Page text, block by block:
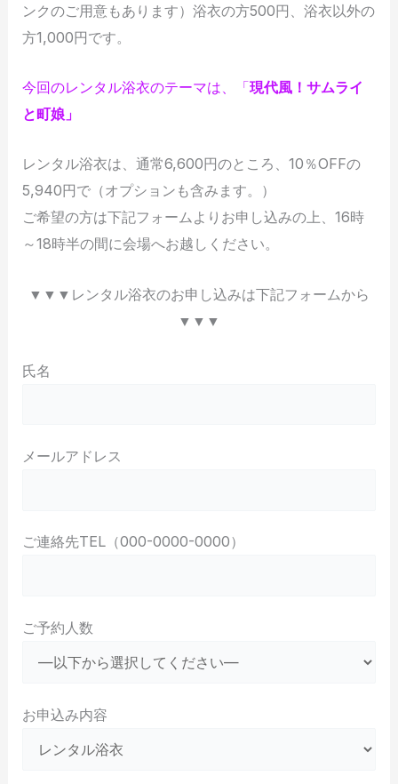
ンクのご用意もあります）浴衣の方500円、浴衣以外の
方1,000円です。
今回のレンタル浴衣のテーマは、「現代風！サムライ
と町娘」
レンタル浴衣は、通常6,600円のところ、10％OFFの
5,940円で（オプションも含みます。）
ご希望の方は下記フォームよりお申し込みの上、16時
～18時半の間に会場へお越しください。
▼▼▼レンタル浴衣のお申し込みは下記フォームから
▼▼▼
氏名
メールアドレス
ご連絡先TEL（000-0000-0000）
ご予約人数
お申込み内容